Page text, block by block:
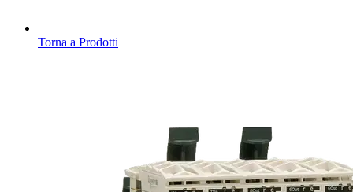
Torna a Prodotti